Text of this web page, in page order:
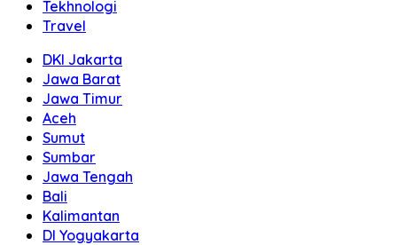
Tekhnologi
Travel
DKI Jakarta
Jawa Barat
Jawa Timur
Aceh
Sumut
Sumbar
Jawa Tengah
Bali
Kalimantan
DI Yogyakarta